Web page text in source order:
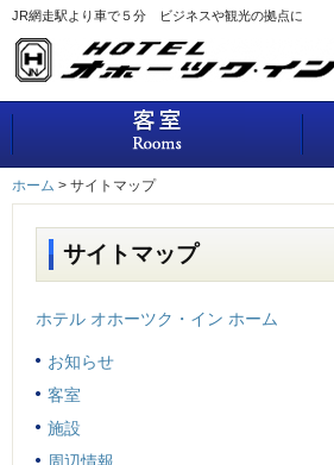
JR網走駅より車で５分 ビジネスや観光の拠点に
客室
ホーム > サイトマップ
サイトマップ
ホテル オホーツク・イン ホーム
お知らせ
客室
施設